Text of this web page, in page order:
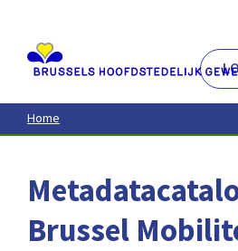
contenu
principal
Home
Brussel